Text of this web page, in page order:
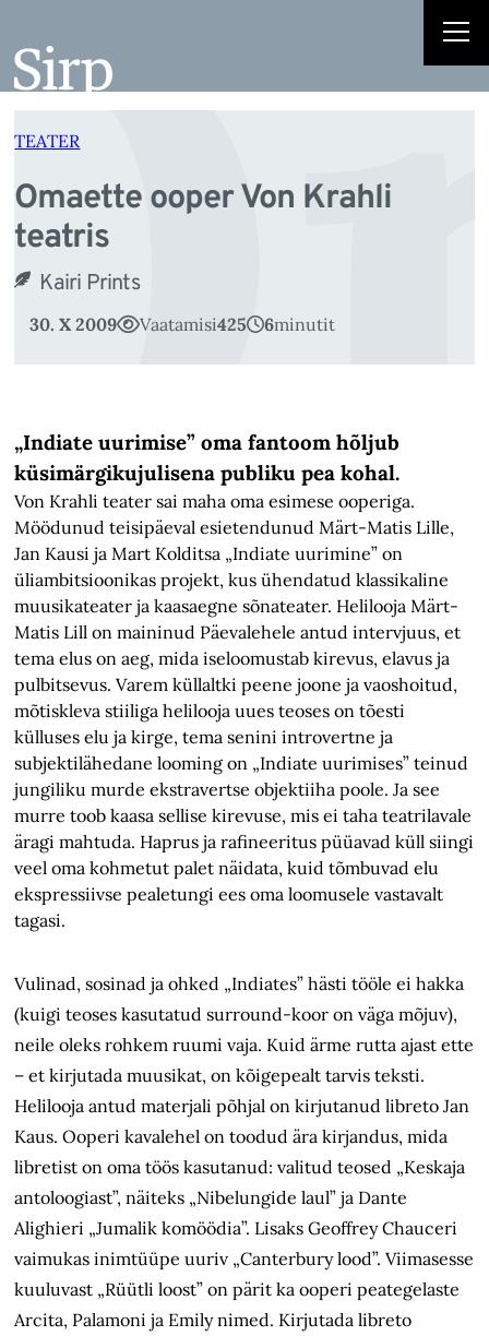
juurde
TEATER
Omaette ooper Von Krahli
teatris
Kairi Prints
30. X 2009 Vaatamisi425 6minutit
„Indiate uurimise” oma fantoom hõljub
küsimärgikujulisena publiku pea kohal.
Von Krahli teater sai maha oma esimese ooperiga.
Möödunud teisipäeval esietendunud Märt-Matis Lille,
Jan Kausi ja Mart Kolditsa „Indiate uurimine” on
üliambitsioonikas projekt, kus ühendatud klassikaline
muusikateater ja kaasaegne sõnateater. Helilooja Märt-
Matis Lill on maininud Päevalehele antud intervjuus, et
tema elus on aeg, mida iseloomustab kirevus, elavus ja
pulbitsevus. Varem küllaltki peene joone ja vaoshoitud,
mõtiskleva stiiliga helilooja uues teoses on tõesti
külluses elu ja kirge, tema senini introvertne ja
subjektilähedane looming on „Indiate uurimises” teinud
jungiliku murde ekstravertse objektiiha poole. Ja see
murre toob kaasa sellise kirevuse, mis ei taha teatrilavale
äragi mahtuda. Haprus ja rafineeritus püüavad küll siingi
veel oma kohmetut palet näidata, kuid tõmbuvad elu
ekspressiivse pealetungi ees oma loomusele vastavalt
tagasi.
Vulinad, sosinad ja ohked „Indiates” hästi tööle ei hakka
(kuigi teoses kasutatud surround-koor on väga mõjuv),
neile oleks rohkem ruumi vaja. Kuid ärme rutta ajast ette
– et kirjutada muusikat, on kõigepealt tarvis teksti.
Helilooja antud materjali põhjal on kirjutanud libreto Jan
Kaus. Ooperi kavalehel on toodud ära kirjandus, mida
libretist on oma töös kasutanud: valitud teosed „Keskaja
antoloogiast”, näiteks „Nibelungide laul” ja Dante
Alighieri „Jumalik komöödia”. Lisaks Geoffrey Chauceri
vaimukas inimtüüpe uuriv „Canterbury lood”. Viimasesse
kuuluvast „Rüütli loost” on pärit ka ooperi peategelaste
Arcita, Palamoni ja Emily nimed. Kirjutada libreto